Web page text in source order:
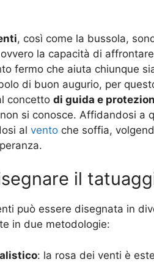
, così come la bussola,
ovvero la capacità di
fermo che aiuta chiunque
di buon augurio, per
concetto di guida e
si conosce. Affidandosi a
al vento che soffia,
il
può essere disegnata in
in due metodologie:
: la rosa dei venti è